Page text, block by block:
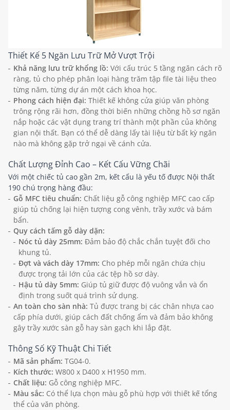
Thiết Kế 5 Ngăn Lưu Trữ Mở Vượt Trội
Khả năng lưu trữ khổng lồ: Với cấu trúc 5 tầng ngăn cách rõ
ràng, tủ cho phép phân loại hàng trăm tập file tài liệu theo
từng năm, từng dự án một cách khoa học.
Phong cách hiện đại: Thiết kế không cửa giúp văn phòng
trông rộng rãi hơn, đồng thời biến những chồng hồ sơ ngăn
nắp hoặc các vật dụng trang trí thành một phần của không
gian nội thất. Bạn có thể dễ dàng lấy tài liệu từ bất kỳ ngăn
nào mà không gặp trở ngại về cánh cửa.
Chất Lượng Đỉnh Cao – Kết Cấu Vững Chãi
Với một chiếc tủ cao gần 2m, kết cấu là yếu tố được Nội thất
190 chú trọng hàng đầu:
Gỗ MFC tiêu chuẩn: Chất liệu gỗ công nghiệp MFC cao cấp
giúp tủ chống lại hiện tượng cong vênh, trầy xước và bám
bẩn.
Quy cách tấm gỗ dày dặn:
Nóc tủ dày 25mm: Đảm bảo độ chắc chắn tuyệt đối cho
khung tủ.
Đợt và vách dày 17mm: Cho phép mỗi ngăn chứa chịu
được trọng tải lớn của các tệp hồ sơ dày.
Hậu tủ dày 5mm: Giúp tủ giữ được độ vuông vắn và ổn
định trong suốt quá trình sử dụng.
An toàn cho sàn nhà: Tủ được trang bị các chân nhựa cao
cấp phía dưới, giúp cách đất chống ẩm và đảm bảo không
gây trầy xước sàn gỗ hay sàn gạch khi lắp đặt.
Thông Số Kỹ Thuật Chi Tiết
Mã sản phẩm: TG04-0.
Kích thước: W800 x D400 x H1950 mm.
Chất liệu: Gỗ công nghiệp MFC.
Màu sắc: Có thể lựa chọn màu gỗ phù hợp với thiết kế tổng
thể của văn phòng.